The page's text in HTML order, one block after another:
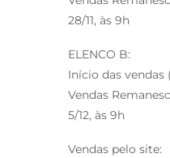
28/11, às 9h
ELENCO B:
Início das vendas
Vendas
5/12, às 9h
Vendas pelo site: